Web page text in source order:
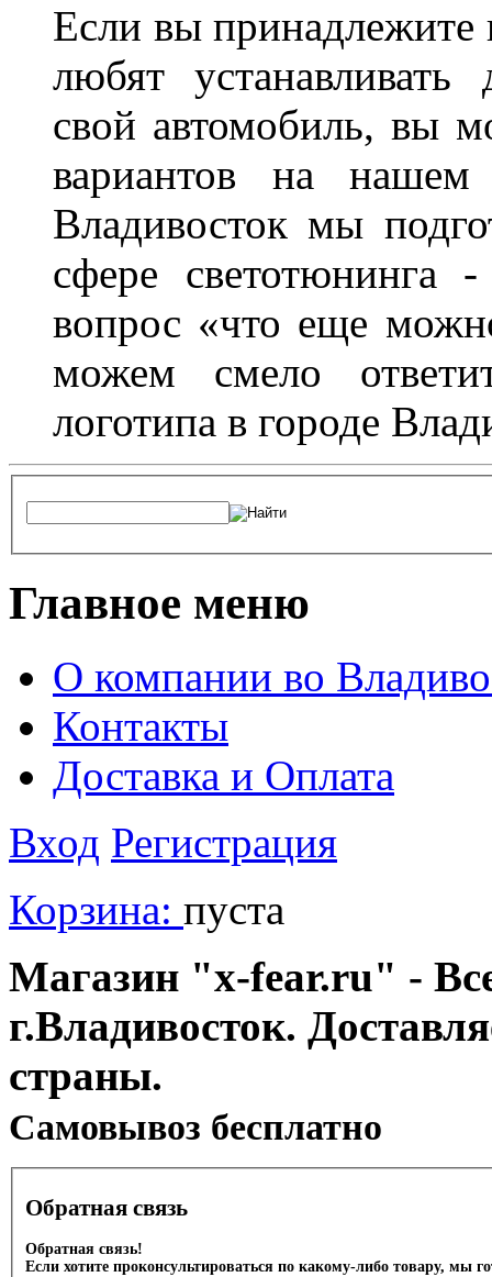
Если вы принадлежите
любят устанавливать
свой автомобиль, вы
вариантов на
Владивосток мы
сфере светотюнинга
вопрос «что еще
можем смело
логотипа в городе
Главное меню
О компании во
Контакты
Доставка и Оплата
Вход Регистрация
Корзина: пуста
Магазин "x-fear.ru" -
г.Владивосток.
страны.
Cамовывоз бесплатно
Обратная связь
Обратная связь!
Если хотите проконсультироваться по какому-либо товару, мы